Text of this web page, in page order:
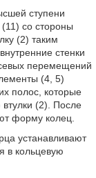
ступени
со стороны
(2) таким
стенки
перемещений
(4, 5)
полос, которые
(2). После
форму колец.
устанавливают
в кольцевую